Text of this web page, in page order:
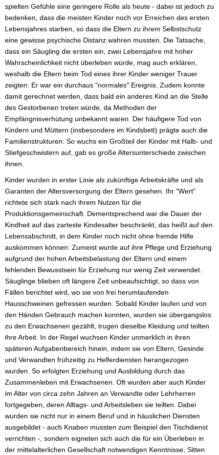
spielten Gefühle eine geringere Rolle als heute - dabei ist jedoch zu
bedenken, dass die meisten Kinder noch vor Erreichen des ersten
Lebensjahres starben, so dass die Eltern zu ihrem Selbstschutz
eine gewisse psychische Distanz wahren mussten. Die Tatsache,
dass ein Säugling die ersten ein, zwei Lebensjahre mit hoher
Wahrscheinlichkeit nicht überleben würde, mag auch erklären,
weshalb die Eltern beim Tod eines ihrer Kinder weniger Trauer
zeigten: Er war ein durchaus "normales" Ereignis. Zudem konnte
damit gerechnet werden, dass bald ein anderes Kind an die Stelle
des Gestorbenen treten würde, da Methoden der
Empfängnisverhütung unbekannt waren. Der häufigere Tod von
Kindern und Müttern (insbesondere im Kindsbett) prägte auch die
Familienstrukturen: So wuchs ein Großteil der Kinder mit Halb- und
Stiefgeschwistern auf, gab es große Altersunterschiede zwischen
ihnen.
Kinder wurden in erster Linie als zukünftige Arbeitskräfte und als
Garanten der Altersversorgung der Eltern gesehen. Ihr "Wert"
richtete sich stark nach ihrem Nutzen für die
Produktionsgemeinschaft. Dementsprechend war die Dauer der
Kindheit auf das zarteste Kindesalter beschränkt, das heißt auf den
Lebensabschnitt, in dem Kinder noch nicht ohne fremde Hilfe
auskommen können. Zumeist wurde auf ihre Pflege und Erziehung
aufgrund der hohen Arbeitsbelastung der Eltern und einem
fehlenden Bewusstsein für Erziehung nur wenig Zeit verwendet.
Säuglinge blieben oft längere Zeit unbeaufsichtigt, so dass von
Fällen berichtet wird, wo sie von frei herumlaufenden
Hausschweinen gefressen wurden. Sobald Kinder laufen und von
den Händen Gebrauch machen konnten, wurden sie übergangslos
zu den Erwachsenen gezählt, trugen dieselbe Kleidung und teilten
ihre Arbeit. In der Regel wuchsen Kinder unmerklich in ihren
späteren Aufgabenbereich hinein, indem sie von Eltern, Gesinde
und Verwandten frühzeitig zu Helferdiensten herangezogen
wurden. So erfolgten Erziehung und Ausbildung durch das
Zusammenleben mit Erwachsenen. Oft wurden aber auch Kinder
im Alter von circa zehn Jahren an Verwandte oder Lehrherren
fortgegeben, deren Alltags- und Arbeitsleben sie teilten. Dabei
wurden sie nicht nur in einem Beruf und in häuslichen Diensten
ausgebildet - auch Knaben mussten zum Beispiel den Tischdienst
verrichten -, sondern eigneten sich auch die für ein Überleben in
der mittelalterlichen Gesellschaft notwendigen Kenntnisse, Sitten